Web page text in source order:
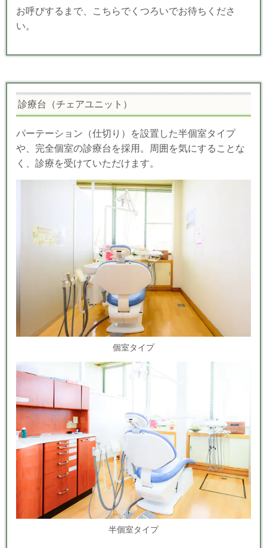
お呼びするまで、こちらでくつろいでお待ちくださ
い。
診療台（チェアユニット）
パーテーション（仕切り）を設置した半個室タイプ
や、完全個室の診療台を採用。周囲を気にすることな
く、診療を受けていただけます。
個室タイプ
半個室タイプ